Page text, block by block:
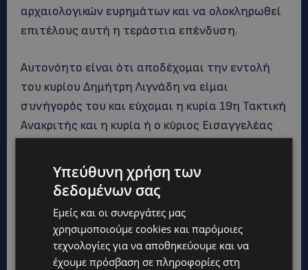
αρχαιολογικών ευρημάτων και να ολοκληρωθεί
επιτέλους αυτή η τεράστια επένδυση.
Αυτονόητο είναι ότι αποδέχομαι την εντολή
του κυρίου Δημήτρη Λιγνάδη να είμαι
συνήγορός του και εύχομαι η κυρία 19η Τακτική
Ανακριτής και η κυρία ή ο κύριος Εισαγγελέας
αντέξουν σε αυτή την πρωτοφανή,
απάνθρωπη και κόντρα στις συνθήκες της
δίκαιης δίκης επίθεση εις βάρος του εντολέως
μου και να μη γίνουν υποχείρια ταπεινών
πολιτικών και επιχειρηματικών συμφερόντων.
Υπεύθυνη χρήση των
δεδομένων σας
Εμείς και οι συνεργάτες μας
χρησιμοποιούμε cookies και παρόμοιες
τεχνολογίες για να αποθηκεύουμε και να
έχουμε πρόσβαση σε πληροφορίες στη